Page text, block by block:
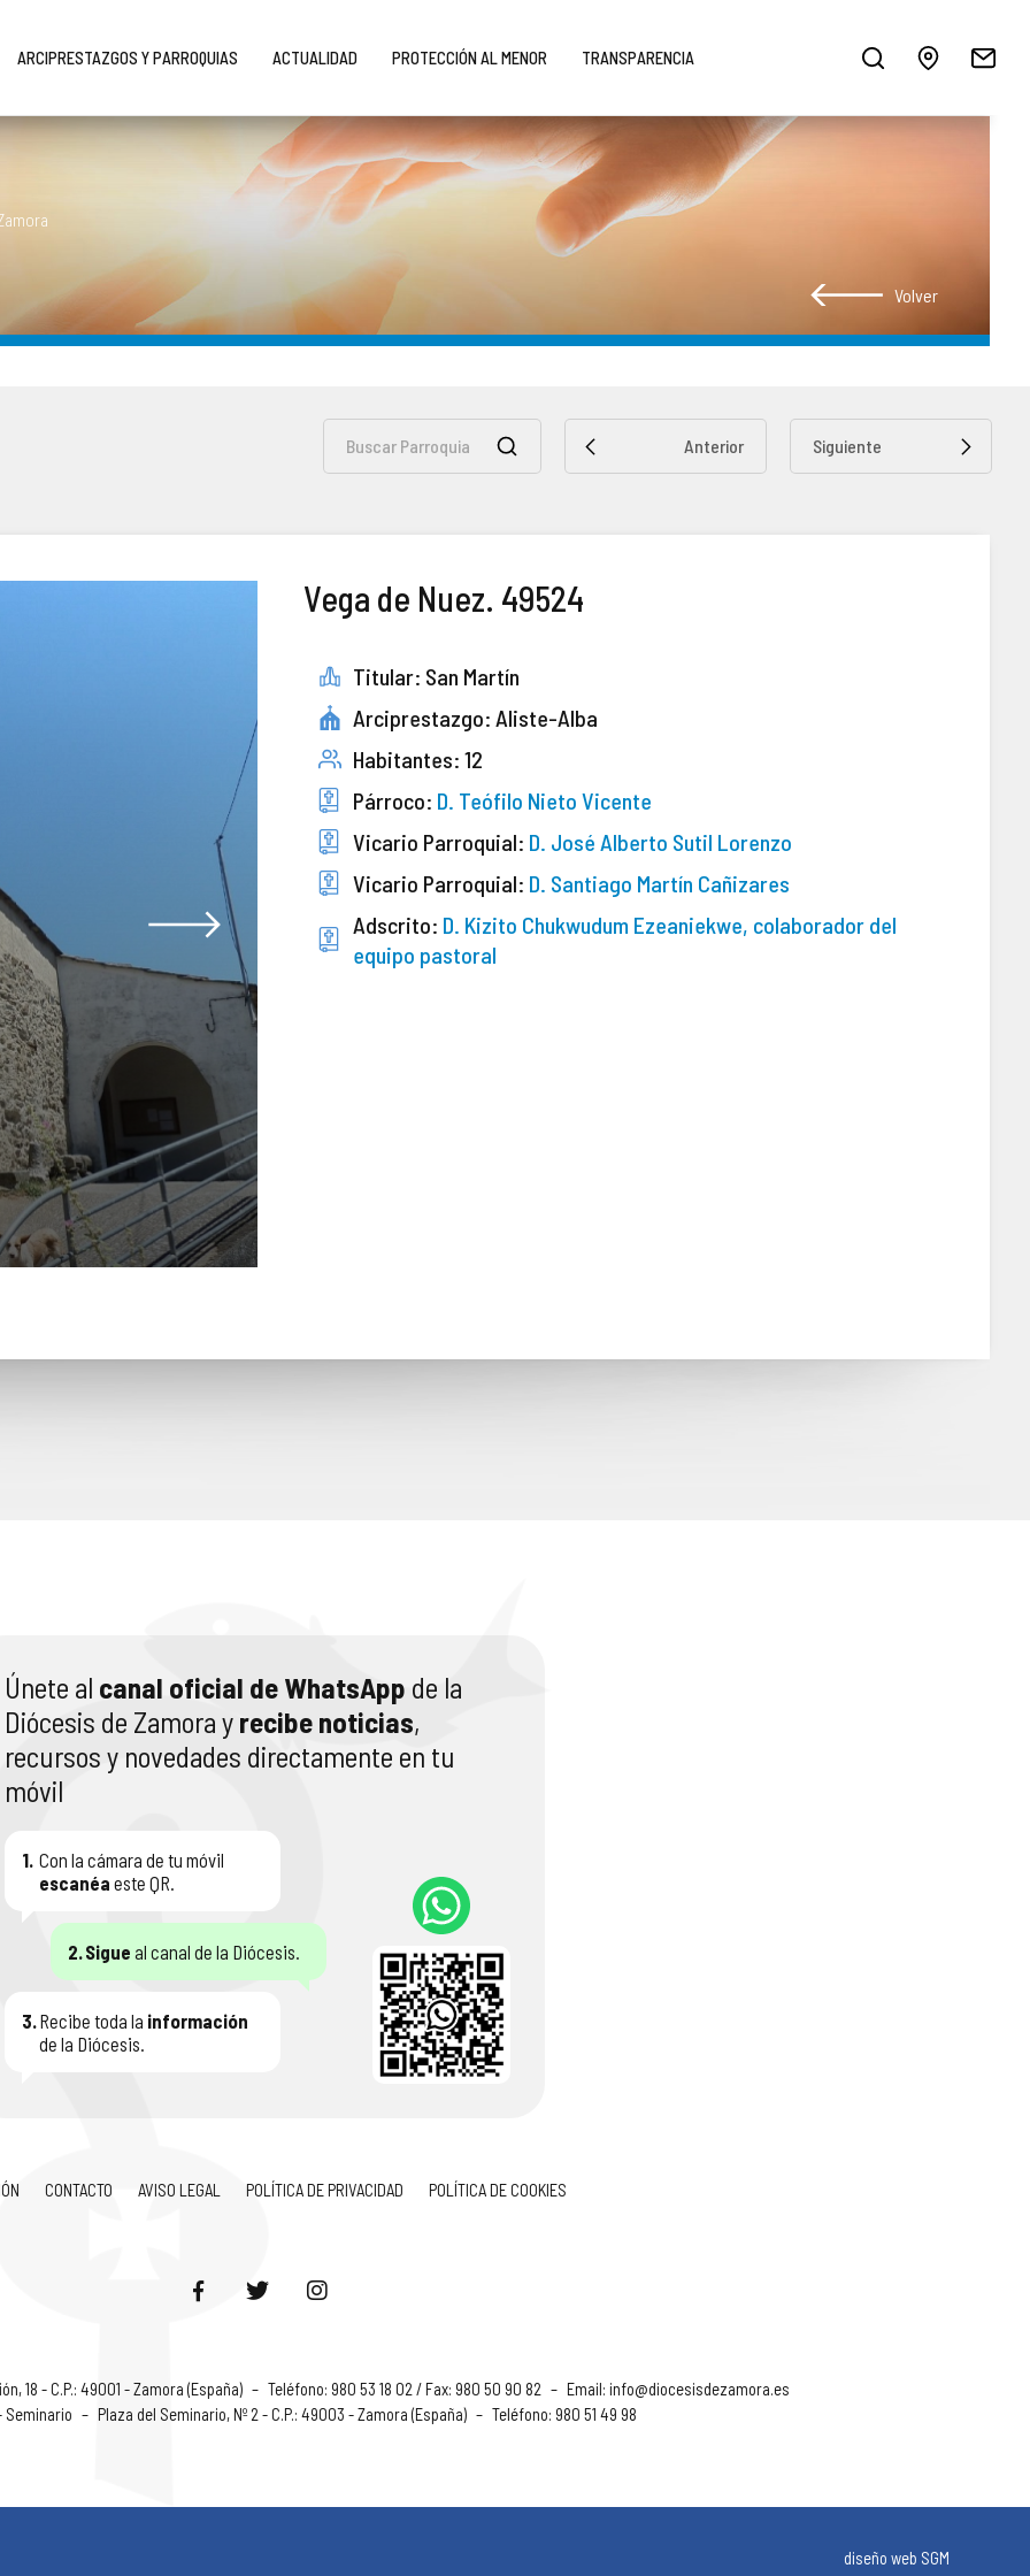
ARCIPRESTAZGOS Y PARROQUIAS ACTUALIDAD PROTECCIÓN AL MENOR TRANSPARENCIA
Volver
Anterior Siguiente
Vega de Nuez. 49524
Titular: San Martín
Arciprestazgo: Aliste-Alba
Habitantes: 12
Párroco: D. Teófilo Nieto Vicente
Vicario Parroquial: D. José Alberto Sutil Lorenzo
Vicario Parroquial: D. Santiago Martín Cañizares
Adscrito: D. Kizito Chukwudum Ezeaniekwe, colaborador del
equipo pastoral
Únete al canal oficial de WhatsApp de la
Diócesis de Zamora y recibe noticias,
recursos y novedades directamente en tu
móvil
1. Con la cámara de tu móvil
escanéa este QR.
2.Sigue al canal de la Diócesis.
3.Recibe toda la información
de la Diócesis.
CONTACTO AVISO LEGAL POLÍTICA DE PRIVACIDAD POLÍTICA DE COOKIES
18 - C.P.: 49001 - Zamora (España) – Teléfono: 980 53 18 02 / Fax: 980 50 90 82 – Email: info@diocesisdezamora.es
Seminario – Plaza del Seminario, Nº 2 - C.P.: 49003 - Zamora (España) – Teléfono: 980 51 49 98
diseño web SGM